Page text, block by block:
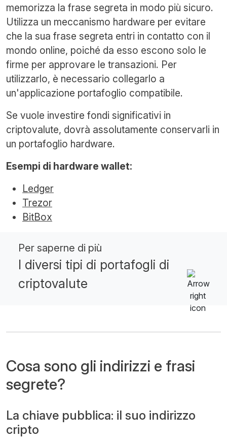
memorizza la frase segreta in modo più sicuro.
Utilizza un meccanismo hardware per evitare
che la sua frase segreta entri in contatto con il
mondo online, poiché da esso escono solo le
firme per approvare le transazioni. Per
utilizzarlo, è necessario collegarlo a
un'applicazione portafoglio compatibile.
Se vuole investire fondi significativi in
criptovalute, dovrà assolutamente conservarli in
un portafoglio hardware.
Esempi di hardware wallet:
Ledger
Trezor
BitBox
Per saperne di più
I diversi tipi di portafogli di
criptovalute
Cosa sono gli indirizzi e frasi
segrete?
La chiave pubblica: il suo indirizzo
cripto